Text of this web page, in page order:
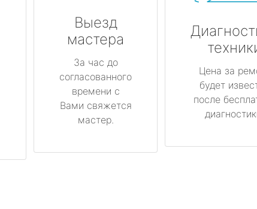
Выезд
мастера
За час до
согласованного
времени с
Вами свяжется
мастер.
Цена за
будет
после